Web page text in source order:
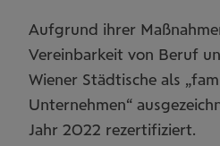
Aufgrund ihrer
Vereinbarkeit von Beruf
Wiener Städtische als
Unternehmen“
Jahr 2022 rezertifiziert.